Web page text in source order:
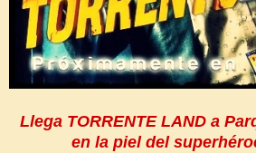
Llega TORRENTE LAND a
en la piel del